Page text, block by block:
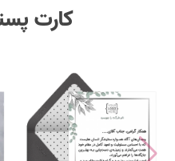
کارت